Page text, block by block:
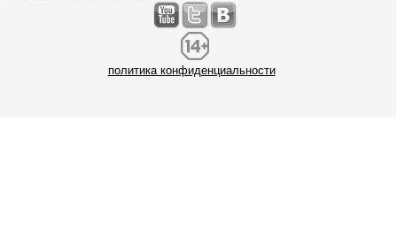
политика конфиденциальности